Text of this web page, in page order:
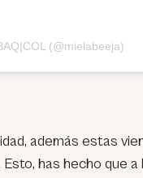
(@mielabeeja)
además estas
has hecho que a